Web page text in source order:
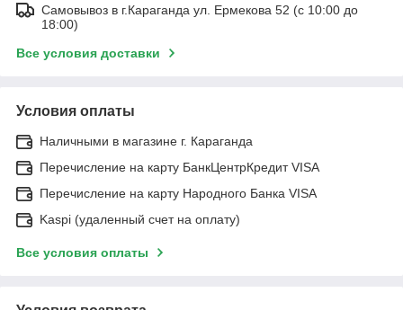
Самовывоз в г.Караганда ул. Ермекова 52 (с 10:00 до
18:00)
Все условия доставки
Условия оплаты
Наличными в магазине г. Караганда
Перечисление на карту БанкЦентрКредит VISA
Перечисление на карту Народного Банка VISA
Kaspi (удаленный счет на оплату)
Все условия оплаты